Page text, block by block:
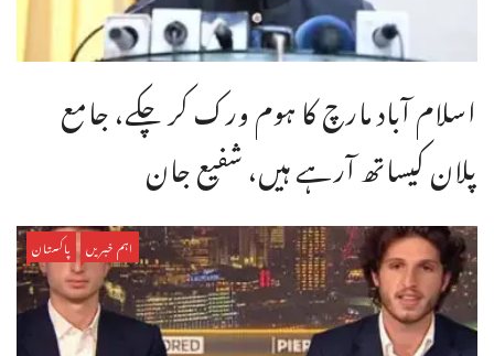
اسلام آباد مارچ کا ہوم ورک کر چکے، جامع
پلان کیساتھ آرہے ہیں، شفیع جان
اہم خبریں پاکستان